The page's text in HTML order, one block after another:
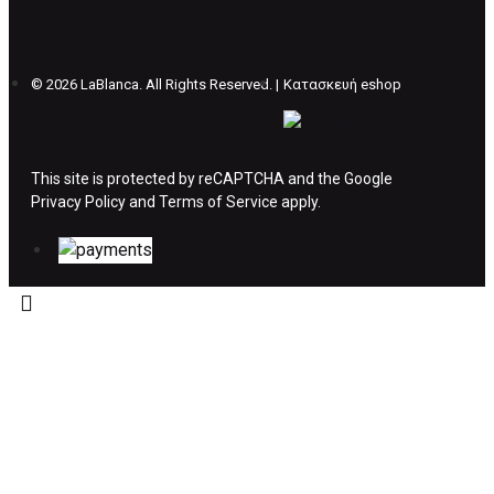
ΔΙΚΑΙΩΜΑ ΥΠΑΝΑΧΩΡΗΣΗΣ-ΕΠΙΣΤΡΟΦΗ
Η επιστροφή χρημάτων ακολουθείται στις
Το προϊόν θα πρέπει να βρίσκεται στην αρχική
© 2026 LaBlanca. All Rights Reserved. | Κατασκευή eshop
This site is protected by reCAPTCHA and the Google
Privacy Policyand Terms of Service apply.